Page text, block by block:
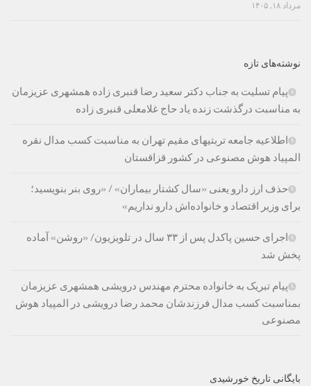
مرداد ۱۸, ۱۴۰۵
نوشته‌های تازه
پیام تسلیت به جناب دکتر سعید رضا قنبری زاده همشهری عزیزمان
به مناسبت درگذشت زنده یاد حاج غلامعلی قنبری زاده
اطلاعیه جامعه تربتیهای مقیم تهران به مناسبت کسب مدال نقره
المپیاد هوش مصنوعی در کشور قزاقستان
حذف ارز دارو یعنی «سال کشتار بیماران» / «روی بنر بنویسید؛
برای وزیر اقتصاد و خانواده‌اش دارو نداریم»
اجرای حسین پاکدل پس از ۳۳ سال در تلویزیون/ «روشن» آماده
پخش شد
پیام تبریک به خانواده محترم مهندس درویشی همشهری عزیزمان
بمناسبت کسب مدال فرزندشان محمد رضا درویشی در المپیاد هوش
مصنوعی
بایگانی تاریخ خورشیدی